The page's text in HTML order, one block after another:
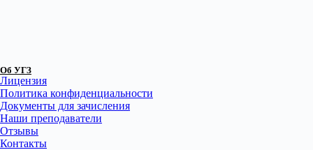
Об УГЗ
Лицензия
Политика конфиденциальности
Документы для зачисления
Наши преподаватели
Отзывы
Контакты